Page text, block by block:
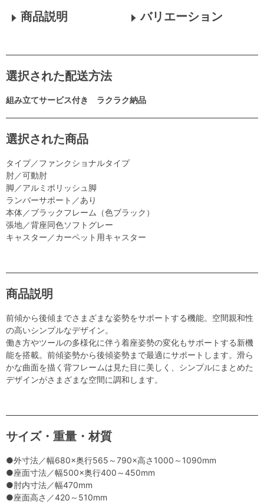
商品説明 バリエーション
選択された配送方法
組み立てサービス付き ラクラク納品
選択された商品
タイプ／ファンクショナルタイプ
肘／可動肘
脚／アルミポリッシュ脚
ランバーサポート／あり
本体／ブラックフレーム（色ブラック）
張地／背座同色ソフトグレー
キャスター／カーペット用キャスター
商品説明
前傾から後傾までさまざまな姿勢をサポートする機能。空間親和性
の高いシンプルなデザイン。
働き方やツールの多様化に伴う着座姿勢の変化もサポートする新機
能を搭載。前傾姿勢から後傾姿勢まで最適にサポートします。滑ら
かな曲面を描く背フレームは見た目に美しく、シンプルにまとめた
デザインがさまざまな空間に調和します。
サイズ・重量・材質
●外寸法／幅680×奥行565～790×高さ1000～1090mm
●座面寸法／幅500×奥行400～450mm
●肘内寸法／幅470mm
●座面高さ／420～510mm